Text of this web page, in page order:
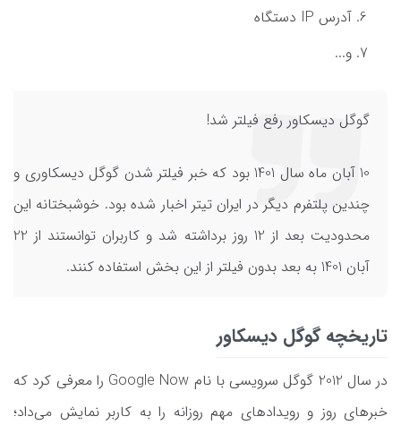
آدرس IP دستگاه
و...
گوگل دیسکاور رفع فیلتر شد!
10 آبان ماه سال 1401 بود که خبر فیلتر شدن گوگل دیسکاوری و
چندین پلتفرم دیگر در ایران تیتر اخبار شده بود. خوشبختانه این
محدودیت بعد از 12 روز برداشته شد و کاربران توانستند از 22
آبان 1401 به بعد بدون فیلتر از این بخش استفاده کنند.
تاریخچه گوگل دیسکاور
در سال 2012 گوگل سرویسی با نام Google Now را معرفی کرد که
خبرهای روز و رویدادهای مهم روزانه را به کاربر نمایش می‌داد؛